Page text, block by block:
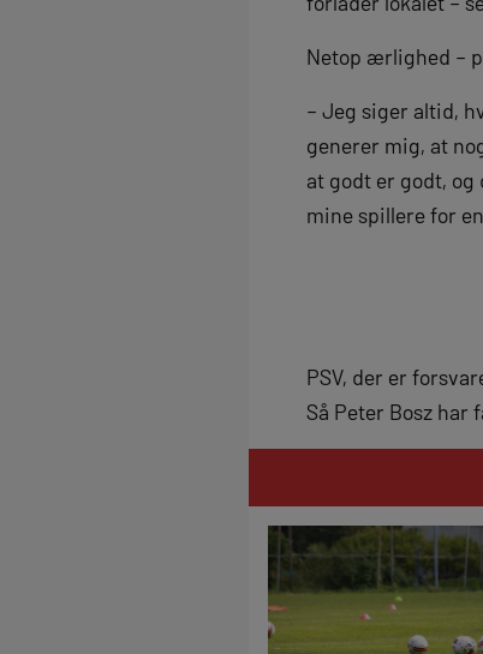
Netop ærlighed –
– Jeg siger altid,
generer mig, at
at godt er godt,
mine spillere for
PSV, der er
Så Peter Bosz har